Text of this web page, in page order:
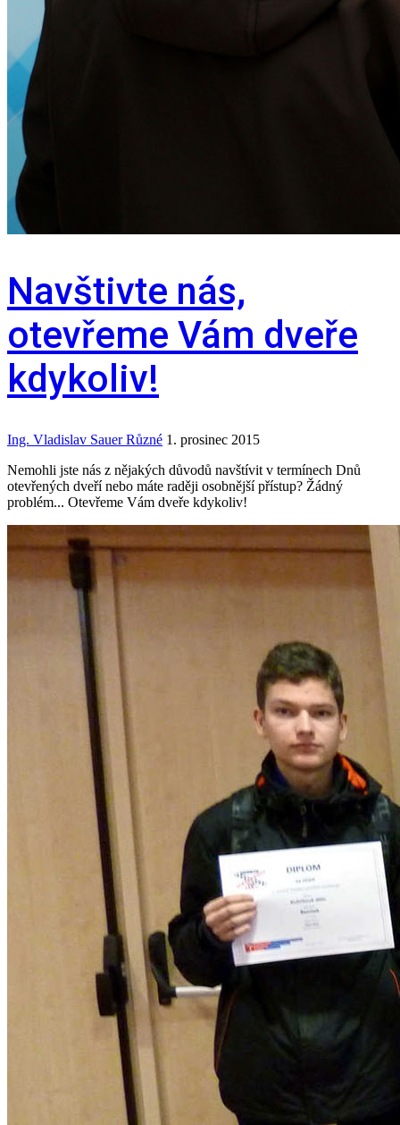
Navštivte nás,
otevřeme Vám dveře
kdykoliv!
Ing. Vladislav Sauer Různé 1. prosinec 2015
Nemohli jste nás z nějakých důvodů navštívit v termínech Dnů
otevřených dveří nebo máte raději osobnější přístup? Žádný
problém... Otevřeme Vám dveře kdykoliv!